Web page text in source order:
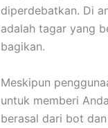
diperdebatkan. Di
adalah tagar yang
bagikan.
Meskipun
untuk memberi
berasal dari bot